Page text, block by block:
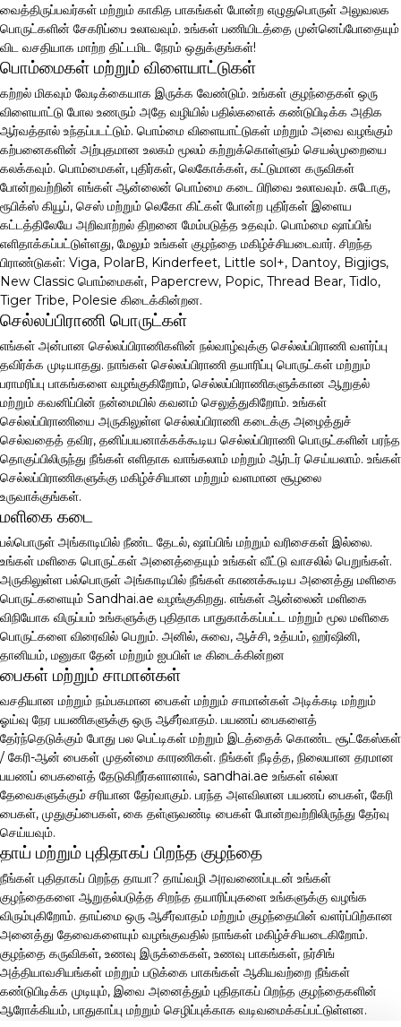
வைத்திருப்பவர்கள் மற்றும் காகித பாகங்கள் போன்ற எழுதுபொருள் அலுவலக
பொருட்களின் சேகரிப்பை உலாவவும். உங்கள் பணியிடத்தை முன்னெப்போதையும்
விட வசதியாக மாற்ற திட்டமிட நேரம் ஒதுக்குங்கள்!
பொம்மைகள் மற்றும் விளையாட்டுகள்
கற்றல் மிகவும் வேடிக்கையாக இருக்க வேண்டும். உங்கள் குழந்தைகள் ஒரு
விளையாட்டு போல உணரும் அதே வழியில் பதில்களைக் கண்டுபிடிக்க அதிக
ஆர்வத்தால் உந்தப்படட்டும். பொம்மை விளையாட்டுகள் மற்றும் அவை வழங்கும்
கற்பனைகளின் அற்புதமான உலகம் மூலம் கற்றுக்கொள்ளும் செயல்முறையை
கலக்கவும். பொம்மைகள், புதிர்கள், லெகோக்கள், கட்டுமான கருவிகள்
போன்றவற்றின் எங்கள் ஆன்லைன் பொம்மை கடை பிரிவை உலாவவும். சுடோகு,
ரூபிக்ஸ் கியூப், செஸ் மற்றும் லெகோ கிட்கள் போன்ற புதிர்கள் இளைய
கட்டத்திலேயே அறிவாற்றல் திறனை மேம்படுத்த உதவும். பொம்மை ஷாப்பிங்
எளிதாக்கப்பட்டுள்ளது, மேலும் உங்கள் குழந்தை மகிழ்ச்சியடைவார். சிறந்த
பிராண்டுகள்: Viga, PolarB, Kinderfeet, Little sol+, Dantoy, Bigjigs,
New Classic பொம்மைகள், Papercrew, Popic, Thread Bear, Tidlo,
Tiger Tribe, Polesie கிடைக்கின்றன.
செல்லப்பிராணி பொருட்கள்
எங்கள் அன்பான செல்லப்பிராணிகளின் நல்வாழ்வுக்கு செல்லப்பிராணி வளர்ப்பு
தவிர்க்க முடியாதது. நாங்கள் செல்லப்பிராணி தயாரிப்பு பொருட்கள் மற்றும்
பராமரிப்பு பாகங்களை வழங்குகிறோம், செல்லப்பிராணிகளுக்கான ஆறுதல்
மற்றும் கவனிப்பின் நன்மையில் கவனம் செலுத்துகிறோம். உங்கள்
செல்லப்பிராணியை அருகிலுள்ள செல்லப்பிராணி கடைக்கு அழைத்துச்
செல்வதைத் தவிர, தனிப்பயனாக்கக்கூடிய செல்லப்பிராணி பொருட்களின் பரந்த
தொகுப்பிலிருந்து நீங்கள் எளிதாக வாங்கலாம் மற்றும் ஆர்டர் செய்யலாம். உங்கள்
செல்லப்பிராணிகளுக்கு மகிழ்ச்சியான மற்றும் வளமான சூழலை
உருவாக்குங்கள்.
மளிகை கடை
பல்பொருள் அங்காடியில் நீண்ட தேடல், ஷாப்பிங் மற்றும் வரிசைகள் இல்லை.
உங்கள் மளிகை பொருட்கள் அனைத்தையும் உங்கள் வீட்டு வாசலில் பெறுங்கள்.
அருகிலுள்ள பல்பொருள் அங்காடியில் நீங்கள் காணக்கூடிய அனைத்து மளிகை
பொருட்களையும் Sandhai.ae வழங்குகிறது. எங்கள் ஆன்லைன் மளிகை
விநியோக விருப்பம் உங்களுக்கு புதிதாக பாதுகாக்கப்பட்ட மற்றும் மூல மளிகை
பொருட்களை விரைவில் பெறும். அனில், சுவை, ஆச்சி, உத்யம், ஹர்ஷினி,
தானியம், மனுகா தேன் மற்றும் ஐபபிள் டீ கிடைக்கின்றன
பைகள் மற்றும் சாமான்கள்
வசதியான மற்றும் நம்பகமான பைகள் மற்றும் சாமான்கள் அடிக்கடி மற்றும்
ஓய்வு நேர பயணிகளுக்கு ஒரு ஆசீர்வாதம். பயணப் பைகளைத்
தேர்ந்தெடுக்கும் போது பல பெட்டிகள் மற்றும் இடத்தைக் கொண்ட சூட்கேஸ்கள்
/ கேரி-ஆன் பைகள் முதன்மை காரணிகள். நீங்கள் நீடித்த, நிலையான தரமான
பயணப் பைகளைத் தேடுகிறீர்களானால், sandhai.ae உங்கள் எல்லா
தேவைகளுக்கும் சரியான தேர்வாகும். பரந்த அளவிலான பயணப் பைகள், கேரி
பைகள், முதுகுப்பைகள், கை தள்ளுவண்டி பைகள் போன்றவற்றிலிருந்து தேர்வு
செய்யவும்.
தாய் மற்றும் புதிதாகப் பிறந்த குழந்தை
நீங்கள் புதிதாகப் பிறந்த தாயா? தாய்வழி அரவணைப்புடன் உங்கள்
குழந்தைகளை ஆறுதல்படுத்த சிறந்த தயாரிப்புகளை உங்களுக்கு வழங்க
விரும்புகிறோம். தாய்மை ஒரு ஆசீர்வாதம் மற்றும் குழந்தையின் வளர்ப்பிற்கான
அனைத்து தேவைகளையும் வழங்குவதில் நாங்கள் மகிழ்ச்சியடைகிறோம்.
குழந்தை கருவிகள், உணவு இருக்கைகள், உணவு பாகங்கள், நர்சிங்
அத்தியாவசியங்கள் மற்றும் படுக்கை பாகங்கள் ஆகியவற்றை நீங்கள்
கண்டுபிடிக்க முடியும், இவை அனைத்தும் புதிதாகப் பிறந்த குழந்தைகளின்
ஆரோக்கியம், பாதுகாப்பு மற்றும் செழிப்புக்காக வடிவமைக்கப்பட்டுள்ளன.